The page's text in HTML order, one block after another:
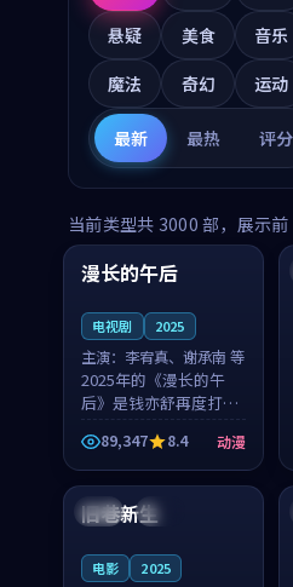
悬疑
美食 音乐
魔法
奇幻 运动
最新 最热 评分
当前类型共 3000 部，展示前
中国 高分
99:16
漫长的午后
电视剧 2025
主演： 李宥真、谢承南 等
2025年的《漫长的午
后》是钱亦舒再度打磨
的动漫佳作。中国大陆
的取景与海岛日常的氛
围相互成就，李宥真与
谢承南的对手戏自然克
制，让整部影片在悬念
89,347 8.4 动漫
英国 完结
旧巷新生
电影 2025